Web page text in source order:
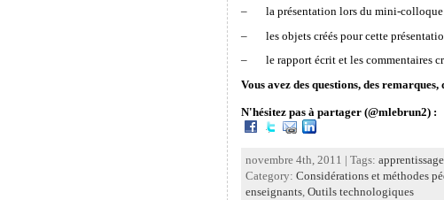
– la présentation lors du mini-colloque
– les objets créés pour cette
– le rapport écrit et les commentaires
Vous avez des questions, des
N'hésitez pas à partager (@mlebrun2) :
novembre 4th, 2011 | Tags: apprentissage
Category: Considérations et méthodes
enseignants, Outils technologiques